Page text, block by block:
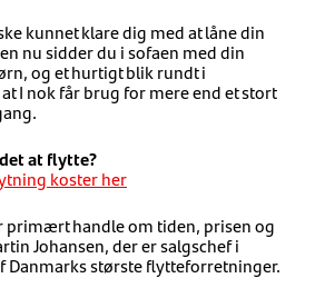
kunnet klare dig med at låne din
nu sidder du i sofaen med din
og et hurtigt blik rundt i
I nok får brug for mere end et stort
at flytte?
koster her
primært handle om tiden, prisen og
Johansen, der er salgschef i
Danmarks største flytteforretninger.